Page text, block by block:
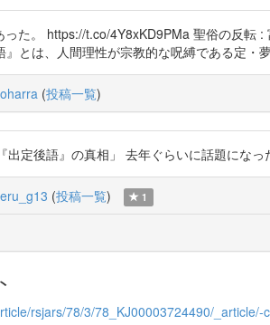
た。 https://t.co/4Y8xKD9PMa 聖俗の反転
とは、人間理性が宗教的な呪縛である定・
(投稿一覧)
出定後語』の真相」 去年ぐらいに話題にな
(投稿一覧) 1
rsjars/78/3/78_KJ00003724490/_article/-